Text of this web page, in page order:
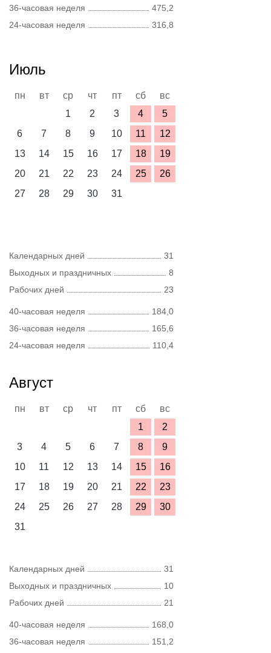
36-часовая неделя
475,2
24-часовая неделя
316,8
Июль
пн вт ср чт пт сб
вс
1
2 3 4
5
6
7 8 9 10 11
12
13
14 15 16 17 18
19
20
21 22 23 24 25
26
27
28 29 30 31
Календарных дней
31
Выходных и праздничных
8
Рабочих дней
23
40-часовая неделя
184,0
36-часовая неделя
165,6
24-часовая неделя
110,4
Август
пн вт ср чт пт сб
вс
1
2
3
4 5 6 7 8
9
10
11 12 13 14 15
16
17
18 19 20 21 22
23
24
25 26 27 28 29
30
31
Календарных дней
31
Выходных и праздничных
10
Рабочих дней
21
40-часовая неделя
168,0
36-часовая неделя
151,2